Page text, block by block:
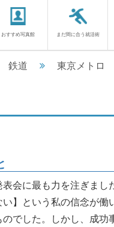
おすすめ写真館 まだ間に合う就活術
鉄道 東京メトロ
会に最も力を注ぎまし
】という私の信念が
でした。しかし、成功